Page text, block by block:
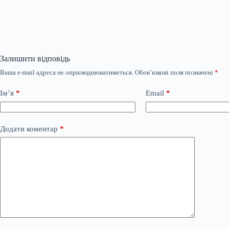
Залишити відповідь
Ваша e-mail адреса не оприлюднюватиметься. Обов’язкові поля позначені *
Ім’я * Email *
Додати коментар *